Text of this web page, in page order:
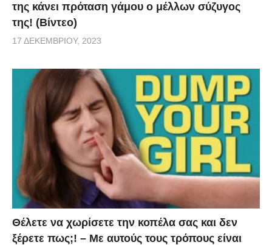
της κάνει πρόταση γάμου ο μέλλων σύζυγος
της! (Βίντεο)
17 ΔΕΚΕΜΒΡΊΟΥ, 2023
Θέλετε να χωρίσετε την κοπέλα σας και δεν
ξέρετε πως;! – Με αυτούς τους τρόπους είναι